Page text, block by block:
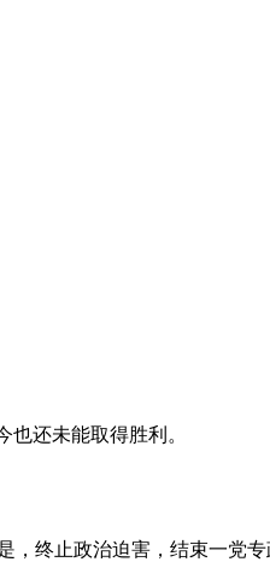
还未能取得胜利。
终止政治迫害，结束一党